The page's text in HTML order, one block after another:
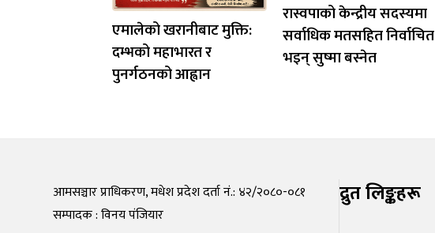
एमालेको खरानीबाट मुक्ति:
दम्भको महाभारत र
पुनर्गठनको आह्वान
रास्वपाको केन्द्रीय सदस्यमा
सर्वाधिक मतसहित निर्वाचित
भइन् सुष्मा बस्नेत
आमसञ्चार प्राधिकरण, मधेश प्रदेश दर्ता नं.: ४२/२०८०-०८१
सम्पादक : विनय पंजियार
द्रुत लिङ्कहरू